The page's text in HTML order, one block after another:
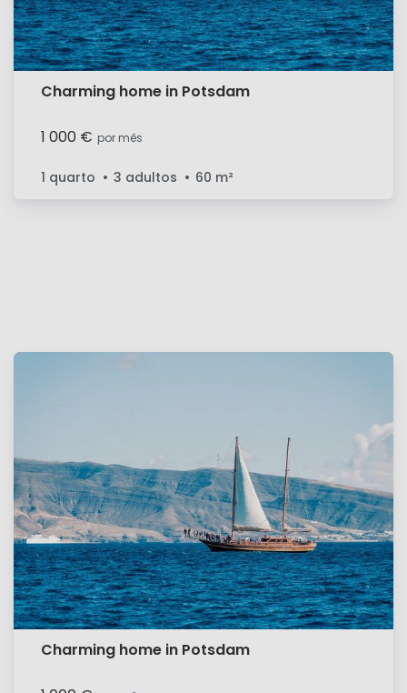
Charming home in Potsdam
1 000 € por mês
1 quarto 3 adultos 60 m²
Charming home in Potsdam